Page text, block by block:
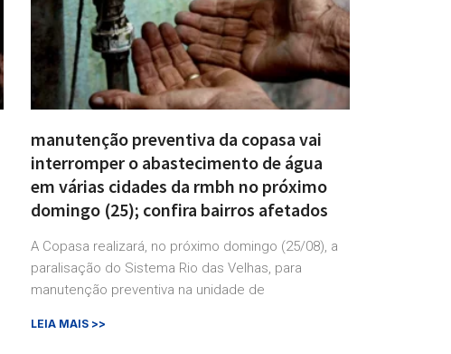
manutenção preventiva da copasa vai
interromper o abastecimento de água
em várias cidades da rmbh no próximo
domingo (25); confira bairros afetados
A Copasa realizará, no próximo domingo (25/08), a
paralisação do Sistema Rio das Velhas, para
manutenção preventiva na unidade de
LEIA MAIS >>